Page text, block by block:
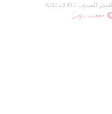
السعر المبدئي: 23,810 AED
خفضت مؤخرا